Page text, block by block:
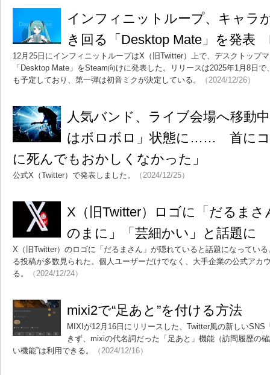
インフィニットループ、キャラ
き回る「Desktop Mate」を発表
12月25日にインフィニットループはX（旧Twitter）上で、デスクトップ
「Desktop Mate」をSteam向けに発表した。リリースは2025年1月8日
も予定しており、第一弾は初音ミクが決定している。
（2024/12/26）
人気バンド、ライブ会場へ移動
はボロボロ」状態に…… 首にコ
に死んでもおかしくなかった」
公式X（Twitter）で発表しました。 （2024/12/25）
X（旧Twitter）ロゴに「だるま
のまに」「芸細かい」と話題に
X（旧Twitter）のロゴに「だるまさん」が隠れていると話題になってい
る投稿が多数見られた。個人ユーザーだけでなく、大手企業の公式アカ
る。
（2024/12/24）
mixi2で“足あと”を付ける方法
MIXIが12月16日にリリースした、Twitter風の新しい
きず、mixiの代名詞だった「足あと」機能（訪問履歴の
い機能”は利用できる。
（2024/12/16）